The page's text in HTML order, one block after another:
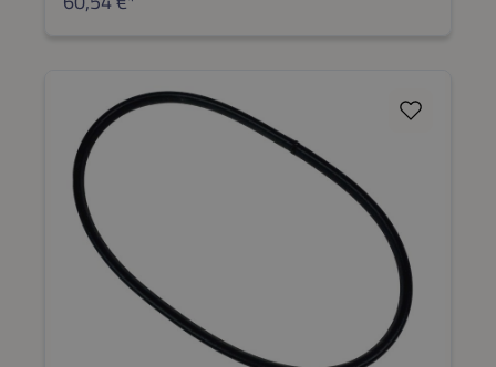
Rössle (leonhard@roessle.ag oder +49
8342 70 59 5-40).